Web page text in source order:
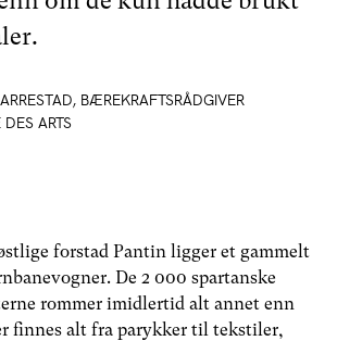
BÆREKRAFTSRÅDGIVER
DES ARTS
forstad Pantin ligger et gammelt
De 2 000 spartanske
rommer imidlertid alt annet enn
finnes alt fra parykker til tekstiler,